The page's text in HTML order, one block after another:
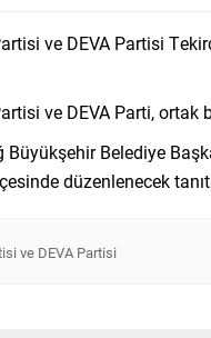
ve DEVA Partisi
ve DEVA Parti, ortak
Belediye
düzenlenecek
ve DEVA Partisi